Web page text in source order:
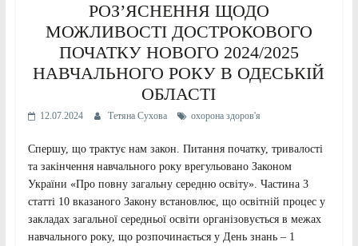
РОЗ’ЯСНЕННЯ ЩОДО
МОЖЛИВОСТІ ДОСТРОКОВОГО
ПОЧАТКУ НОВОГО 2024/2025
НАВЧАЛЬНОГО РОКУ В ОДЕСЬКІЙ
ОБЛАСТІ
12.07.2024 Тетяна Сухова охорона здоров'я
Спершу, що трактує нам закон. Питання початку, тривалості
та закінчення навчального року врегульовано Законом
України «Про повну загальну середню освіту». Частина 3
статті 10 вказаного Закону встановлює, що освітній процес у
закладах загальної середньої освіти організовується в межах
навчального року, що розпочинається у День знань – 1